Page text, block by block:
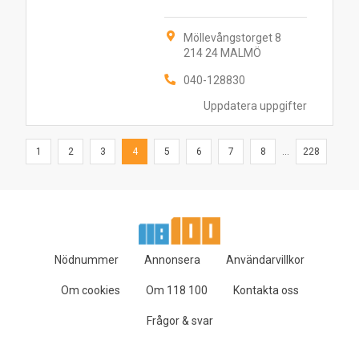
Uppdatera uppgifter
Möllevångstorget 8
214 24 MALMÖ
040-128830
1 2 3 4 5 6 7 8 ... 228
Nödnummer Annonsera Användarvillkor
Om cookies Om 118 100 Kontakta oss
Frågor & svar